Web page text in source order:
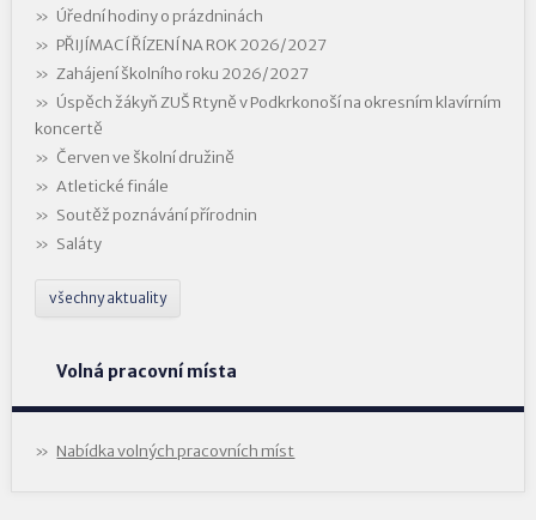
Úřední hodiny o prázdninách
PŘIJÍMACÍ ŘÍZENÍ NA ROK 2026/2027
Zahájení školního roku 2026/2027
Úspěch žákyň ZUŠ Rtyně v Podkrkonoší na okresním klavírním
koncertě
Červen ve školní družině
Atletické finále
Soutěž poznávání přírodnin
Saláty
všechny aktuality
Volná pracovní místa
Nabídka volných pracovních míst